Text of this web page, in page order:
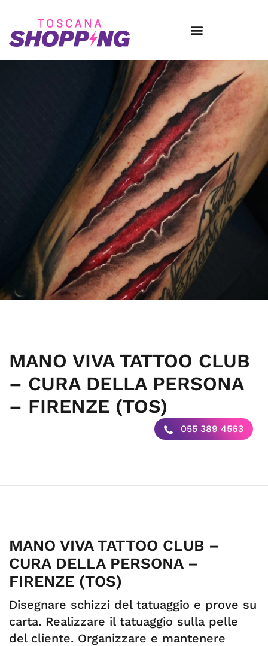
MANO VIVA TATTOO CLUB
– CURA DELLA PERSONA
– FIRENZE (TOS)
055 389 4563
MANO VIVA TATTOO CLUB –
CURA DELLA PERSONA –
FIRENZE (TOS)
Disegnare schizzi del tatuaggio e prove su
carta. Realizzare il tatuaggio sulla pelle
del cliente. Organizzare e mantenere